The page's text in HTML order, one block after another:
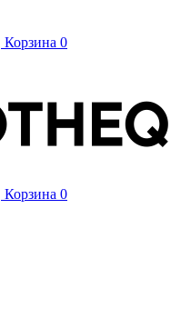
Корзина 0
Корзина 0